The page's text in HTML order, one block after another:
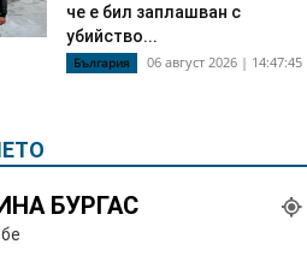
че е бил заплашван с
убийство...
България 06 август 2026 | 14:47:45
БУРГАС